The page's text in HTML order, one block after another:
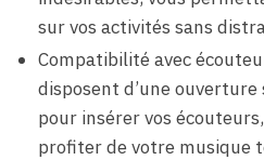
sur vos activités sans
Compatibilité avec
disposent d’une
pour insérer vos
profiter de votre musique